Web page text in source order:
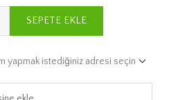
SEPETE EKLE
yapmak istediğiniz adresi seçin